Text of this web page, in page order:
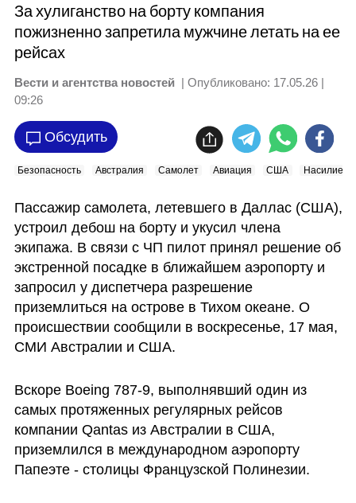
За хулиганство на борту компания
пожизненно запретила мужчине летать на ее
рейсах
Вести и агентства новостей | Опубликовано: 17.05.26 |
09:26
Обсудить
Безопасность Австралия Самолет Авиация США Насилие
Пассажир самолета, летевшего в Даллас (США),
устроил дебош на борту и укусил члена
экипажа. В связи с ЧП пилот принял решение об
экстренной посадке в ближайшем аэропорту и
запросил у диспетчера разрешение
приземлиться на острове в Тихом океане. О
происшествии сообщили в воскресенье, 17 мая,
СМИ Австралии и США.
Вскоре Boeing 787-9, выполнявший один из
самых протяженных регулярных рейсов
компании Qantas из Австралии в США,
приземлился в международном аэропорту
Папеэте - столицы Французской Полинезии.